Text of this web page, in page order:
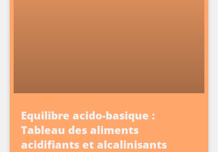
Equilibre acido-basique :
Tableau des aliments
acidifiants et alcalinisants